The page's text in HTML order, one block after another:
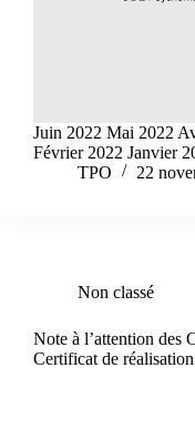
Juin 2022 Mai 2022
Février 2022 Janvier
TPO
22
Non classé
Note à l’attention des
Certificat de réalisation